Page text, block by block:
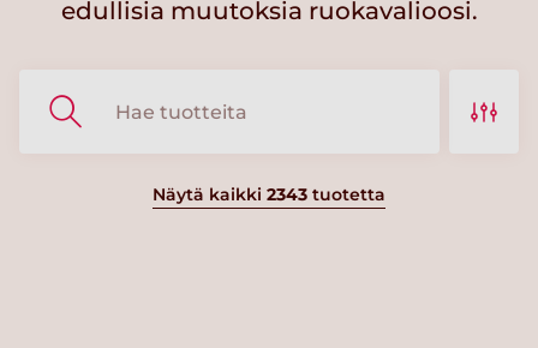
edullisia muutoksia ruokavalioosi.
Näytä kaikki 2343 tuotetta